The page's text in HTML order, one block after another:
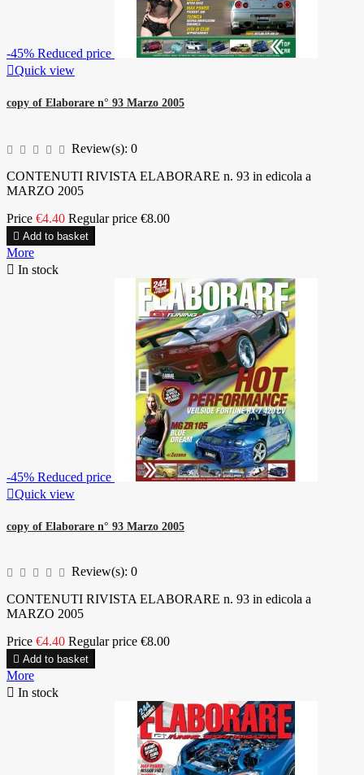
-45% Reduced price
Quick view
copy of Elaborare n° 93 Marzo 2005
Review(s): 0
CONTENUTI RIVISTA ELABORARE n. 93 in edicola a
MARZO 2005
Price €4.40 Regular price €8.00
 Add to basket
More
 In stock
-45% Reduced price
Quick view
copy of Elaborare n° 93 Marzo 2005
Review(s): 0
CONTENUTI RIVISTA ELABORARE n. 93 in edicola a
MARZO 2005
Price €4.40 Regular price €8.00
 Add to basket
More
 In stock